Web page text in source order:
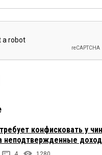
требует конфисковать у
неподтвержденные